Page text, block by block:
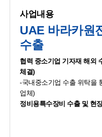
사업내용
UAE 바라카원
수출
협력 중소기업 기자재 해외
체결)
-국내중소기업 수출 위탁을
업체)
정비용특수장비 수출 및 현